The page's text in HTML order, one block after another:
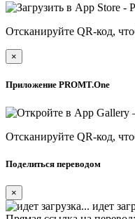
Отсканируйте QR-код,
×
Приложение PROMT.One
Отсканируйте QR-код,
Поделиться переводом
×
идет